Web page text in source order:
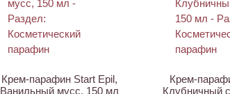
Крем-парафин Start Epil,
Ванильный мусс, 150 мл
Крем-
Клубничный